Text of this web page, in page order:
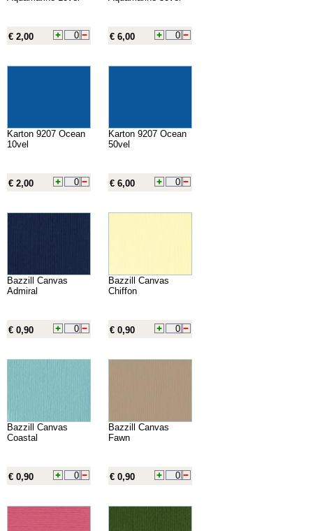
€ 2,00 € 6,00
Karton 9207 Ocean
10vel
€ 2,00
Karton 9207 Ocean
50vel
€ 6,00
Bazzill Canvas
Admiral
€ 0,90
Bazzill Canvas
Chiffon
€ 0,90
Bazzill Canvas
Coastal
€ 0,90
Bazzill Canvas
Fawn
€ 0,90